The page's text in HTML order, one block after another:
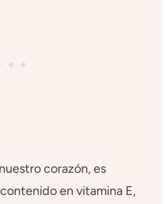
corazón, es
en vitamina E,